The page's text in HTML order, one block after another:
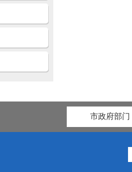
市政府部门